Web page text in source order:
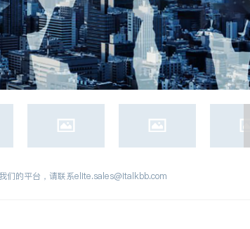
们的平台，请联系elite.sales@italkbb.com